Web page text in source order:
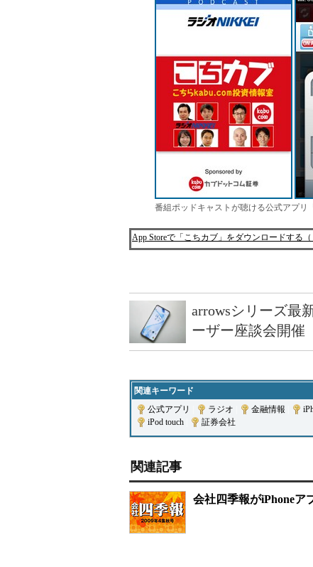
番組ポッドキャストが聴ける公式アプリ
App Storeで「こちカブ」をダウンロードする
arrowsシリーズ最
ーザー座談会開催
関連キーワード
公式アプリ
ラジオ 金融情報
iPod touch
証券会社
関連記事
会社四季報がiPhoneア